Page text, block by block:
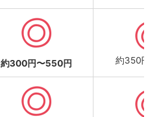
約300円〜550円
約350円